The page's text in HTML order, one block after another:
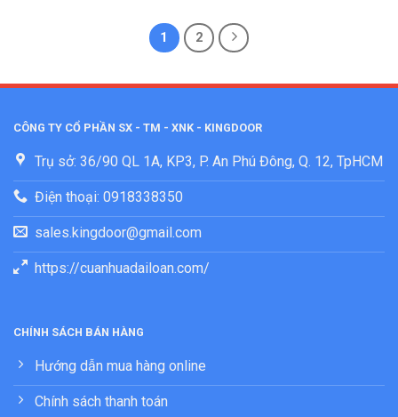
1 2
CÔNG TY CỔ PHẦN SX - TM - XNK - KINGDOOR
Trụ sở: 36/90 QL 1A, KP3, P. An Phú Đông, Q. 12, TpHCM
Điện thoại: 0918338350
sales.kingdoor@gmail.com
https://cuanhuadailoan.com/
CHÍNH SÁCH BÁN HÀNG
Hướng dẫn mua hàng online
Chính sách thanh toán